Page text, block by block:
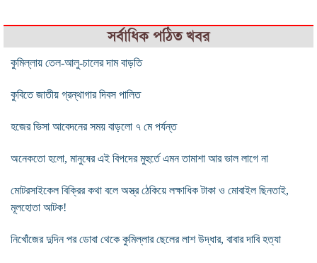
সর্বাধিক পঠিত খবর
কুমিল্লায় তেল-আলু-চালের দাম বাড়তি
কুবিতে জাতীয় গ্রন্থাগার দিবস পালিত
হজের ভিসা আবেদনের সময় বাড়লো ৭ মে পর্যন্ত
অনেকতো হলো, মানুষের এই বিপদের মুহুর্তে এমন তামাশা আর ভাল লাগে না
মোটরসাইকেল বিক্রির কথা বলে অস্ত্র ঠেকিয়ে লক্ষাধিক টাকা ও মোবাইল ছিনতাই,
মূলহোতা আটক!
নিখোঁজের দুদিন পর ডোবা থেকে কুমিল্লার ছেলের লাশ উদ্ধার, বাবার দাবি হত্যা